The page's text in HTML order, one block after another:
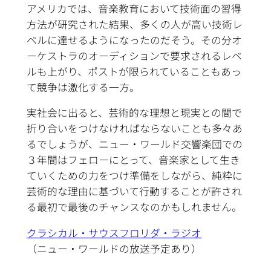
アメリカでは、音楽教育において技術面の習得
方法が研究された結果、多くの人が高い技術レ
ベルに達せるようになったのだそう。その分オ
ーケストラのオーディションで要求されるレベ
ルも上がり、ポストが限られていることもあっ
て競争は激化する一方。
実社会に出ると、芸術的な理想と現実との間で
折り合いをつけなければならないことも多々あ
るでしょうが、ニュー・ワールド交響楽団での
３年間はフェローにとって、音楽家として生き
ていくための力をつけ準備をしながら、純粋に
芸術的な理由に基づいて行動することが許され
る最初で最後のチャンスなのかもしれません。
クラシカル・サウスフロリダ・ラジオ
（ニュー・ワールドの放送予定あり）